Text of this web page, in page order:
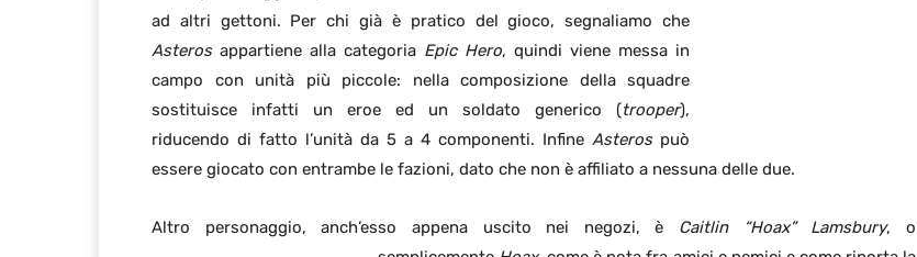
ad altri gettoni. Per chi già è pratico del gioco, segnaliamo che
Asterosappartiene alla categoria Epic Hero, quindi viene messa in
campo con unità più piccole: nella composizione della squadre
sostituisce infatti un eroe ed un soldato generico (trooper),
riducendo di fatto l’unità da 5 a 4 componenti. Infine Asterospuò
essere giocato con entrambe le fazioni, dato che non è affiliato a nessuna delle due.
Altro personaggio, anch’esso appena uscito nei negozi, è Caitlin “Hoax” Lamsbury, o